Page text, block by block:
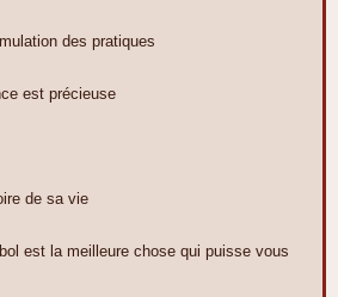
des pratiques
est précieuse
de sa vie
est la meilleure chose qui puisse vous